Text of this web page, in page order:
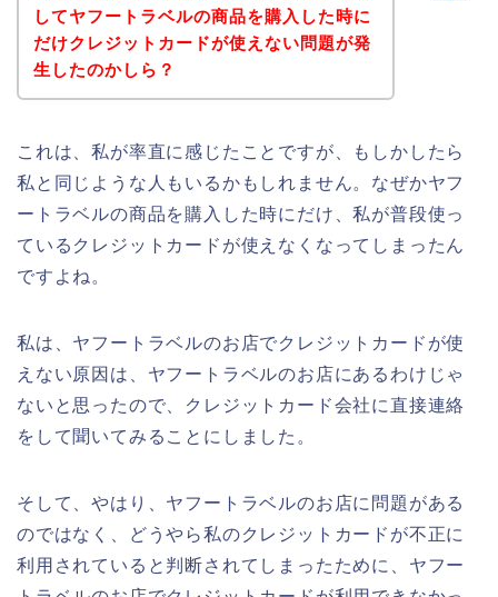
してヤフートラベルの商品を購入した時に
だけクレジットカードが使えない問題が発
生したのかしら？
これは、私が率直に感じたことですが、もしかしたら
私と同じような人もいるかもしれません。なぜかヤフ
ートラベルの商品を購入した時にだけ、私が普段使っ
ているクレジットカードが使えなくなってしまったん
ですよね。
私は、ヤフートラベルのお店でクレジットカードが使
えない原因は、ヤフートラベルのお店にあるわけじゃ
ないと思ったので、クレジットカード会社に直接連絡
をして聞いてみることにしました。
そして、やはり、ヤフートラベルのお店に問題がある
のではなく、どうやら私のクレジットカードが不正に
利用されていると判断されてしまったために、ヤフー